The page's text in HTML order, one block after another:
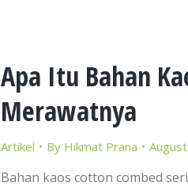
Apa Itu Bahan
Merawatnya
Artikel By Hikmat Prana
Bahan kaos cotton combed